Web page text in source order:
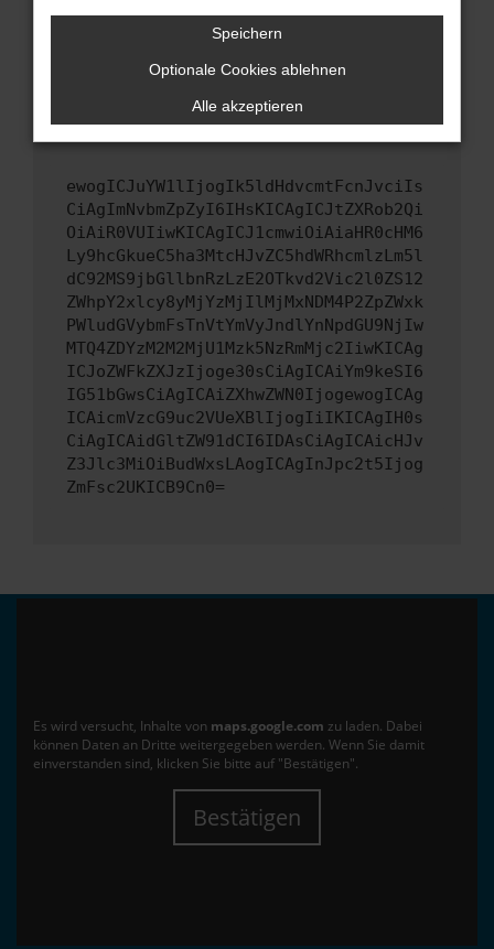
Wende dich an den Webseitenbetreiber.
Wenn du alle oben genannten Schritte versucht
hast, kontaktiere uns bitte. Wir werden
versuchen, das Problem zu beheben. Du kannst
uns diesen Text schicken, um uns bei der
ewogICJuYW1lIjogIk5ldHdvcmtFcnJvciIs
CiAgImNvbmZpZyI6IHsKICAgICJtZXRob2Qi
OiAiR0VUIiwKICAgICJ1cmwiOiAiaHR0cHM6
Ly9hcGkueC5ha3MtcHJvZC5hdWRhcmlzLm5l
dC92MS9jbGllbnRzLzE2OTkvd2Vic2l0ZS12
ZWhpY2xlcy8yMjYzMjIlMjMxNDM4P2ZpZWxk
PWludGVybmFsTnVtYmVyJndlYnNpdGU9NjIw
MTQ4ZDYzM2M2MjU1Mzk5NzRmMjc2IiwKICAg
ICJoZWFkZXJzIjoge30sCiAgICAiYm9keSI6
IG51bGwsCiAgICAiZXhwZWN0IjogewogICAg
ICAicmVzcG9uc2VUeXBlIjogIiIKICAgIH0s
CiAgICAidGltZW91dCI6IDAsCiAgICAicHJv
Z3Jlc3MiOiBudWxsLAogICAgInJpc2t5Ijog
ZmFsc2UKICB9Cn0=
Es wird versucht, Inhalte von maps.google.com zu laden. Dabei
können Daten an Dritte weitergegeben werden. Wenn Sie damit
einverstanden sind, klicken Sie bitte auf "Bestätigen".
Bestätigen
Speichern
Optionale Cookies ablehnen
Alle akzeptieren